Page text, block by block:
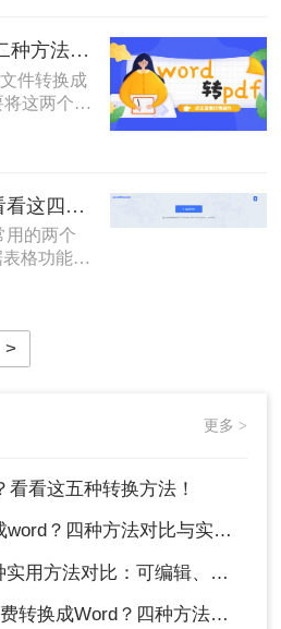
式转换成
pdf转换
活！
word怎么转换成pdf？二种方法轻松转换！
件转换成
这两个文
象的那么
转换器就
excel转word怎么转？看看这四种简单有效的方法！
用的两个
格功能比
建数据表
转word
用过程中
大家，希
>
更多 >
看看这五种转换方法！
方法对比与实操指南（附详细表格）
对比：可编辑、保格式、避风险！
四种方法对比与实操指南（附详细表格）!